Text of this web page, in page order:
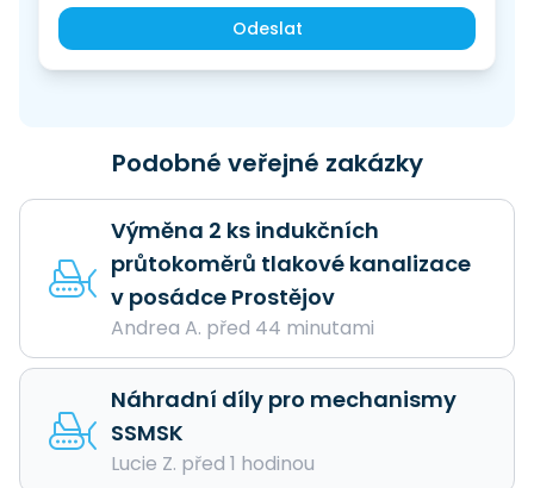
Odeslat
Podobné veřejné zakázky
Výměna 2 ks indukčních
průtokoměrů tlakové kanalizace
v posádce Prostějov
Andrea A. před 44 minutami
Náhradní díly pro mechanismy
SSMSK
Lucie Z. před 1 hodinou